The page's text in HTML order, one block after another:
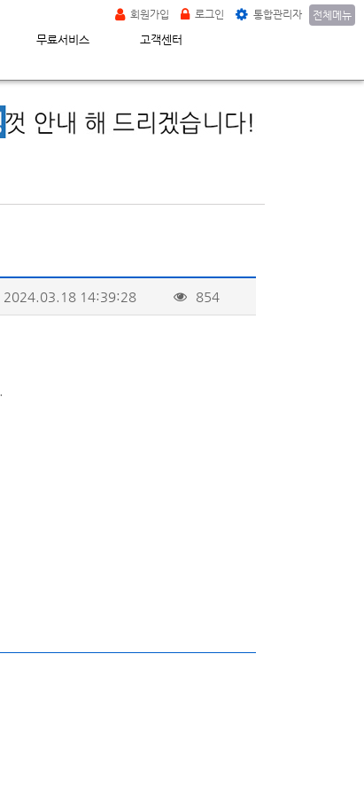
무료서비스 고객센터
회원가입 로그인 통합관리자 전체메뉴
2024.03.18 14:39:28 854